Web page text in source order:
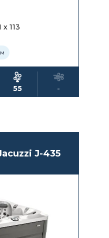
x 113
55 -
J-435